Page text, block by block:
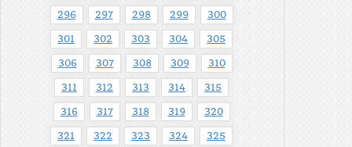
296 297 298 299 300
301 302 303 304 305
306 307 308 309 310
311 312 313 314 315
316 317 318 319 320
321 322 323 324 325